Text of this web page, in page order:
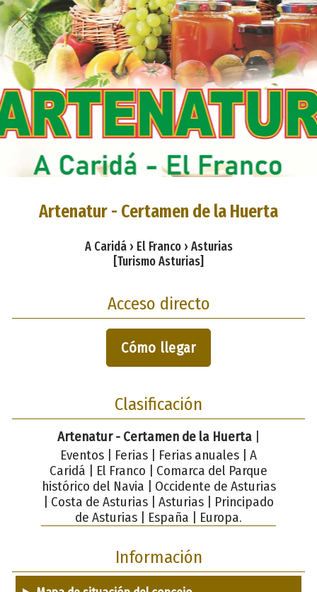
Artenatur - Certamen de la Huerta
A Caridá › El Franco › Asturias
[Turismo Asturias]
Acceso directo
Cómo llegar
Clasificación
Artenatur - Certamen de la Huerta |
Eventos | Ferias | Ferias anuales | A
Caridá | El Franco | Comarca del Parque
histórico del Navia | Occidente de Asturias
| Costa de Asturias | Asturias | Principado
de Asturias | España | Europa.
Información